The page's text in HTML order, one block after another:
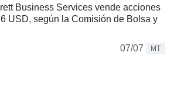
Business Services vende acciones
USD, según la Comisión de Bolsa y
07/07
MT